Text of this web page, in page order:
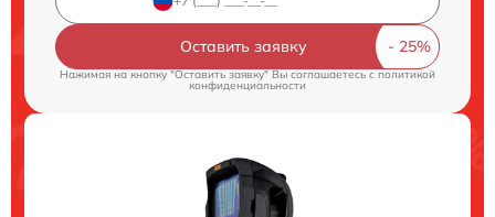
Оставить заявку
Нажимая на кнопку "Оставить заявку" Вы соглашаетесь cполитикой
конфиденциальности